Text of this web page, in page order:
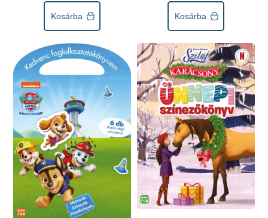
Kosárba Kosárba